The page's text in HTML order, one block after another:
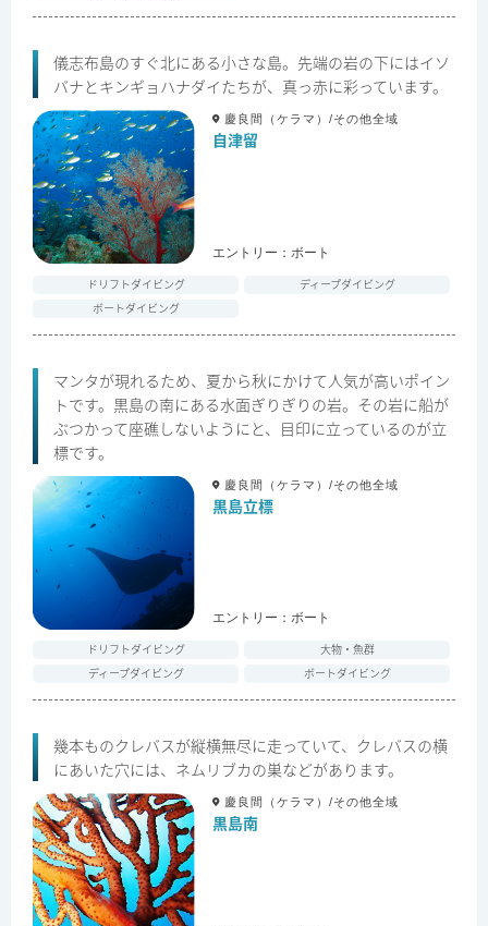
儀志布島のすぐ北にある小さな島。先端の岩の下にはイソ
バナとキンギョハナダイたちが、真っ赤に彩っています。
慶良間（ケラマ）/その他全域
自津留
エントリー： ボート
ドリフトダイビング
ディープダイビング
ボートダイビング
マンタが現れるため、夏から秋にかけて人気が高いポイン
トです。黒島の南にある水面ぎりぎりの岩。その岩に船が
ぶつかって座礁しないようにと、目印に立っているのが立
標です。
慶良間（ケラマ）/その他全域
黒島立標
エントリー： ボート
ドリフトダイビング
大物・魚群
ディープダイビング
ボートダイビング
幾本ものクレバスが縦横無尽に走っていて、クレバスの横
にあいた穴には、ネムリブカの巣などがあります。
慶良間（ケラマ）/その他全域
黒島南